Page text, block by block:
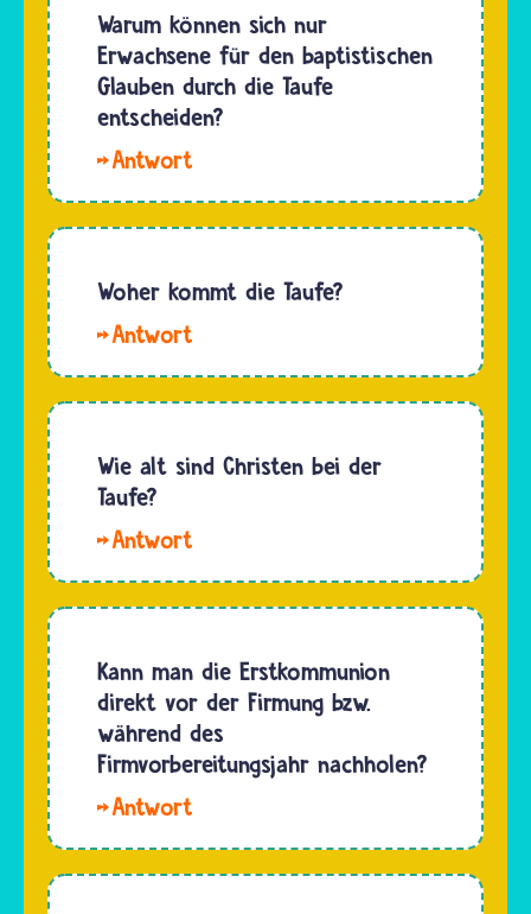
Erstkommunion
und die
Firmung.…
und
Katholiken
in der
Kirche
einem
besonderen
Gottesdienst.
empfangen…
Warum können sich nur
Erwachsene für den baptistischen
Glauben durch die Taufe
entscheiden?
und
möchten
über
andere
entscheiden,
um den
Glauben
geht.
Woher kommt die Taufe?
kommt
Jesus. Im
Zweiten
der
christlichen
Bibel
der
Evangelist
Matthäus,
dass…
Wie alt sind Christen bei der
Taufe?
viele
und
Christen
lassen
ihre
schon als
Baby
oder in
Kann man die Erstkommunion
direkt vor der Firmung bzw.
während des
Firmvorbereitungsjahr nachholen?
die